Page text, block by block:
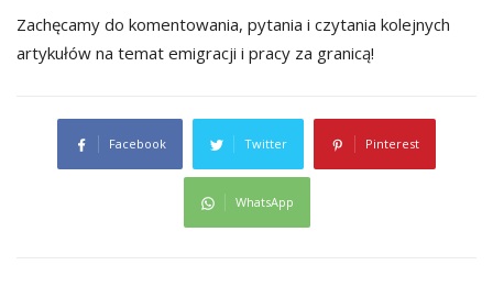
Zachęcamy do komentowania, pytania i czytania kolejnych
artykułów na temat emigracji i pracy za granicą!
Facebook Twitter Pinterest
WhatsApp